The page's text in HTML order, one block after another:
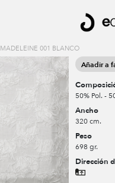
MADELEINE 001 BLANCO
Añadir a
50% Pol. -
Ancho
320 cm.
Peso
698 gr.
Dirección